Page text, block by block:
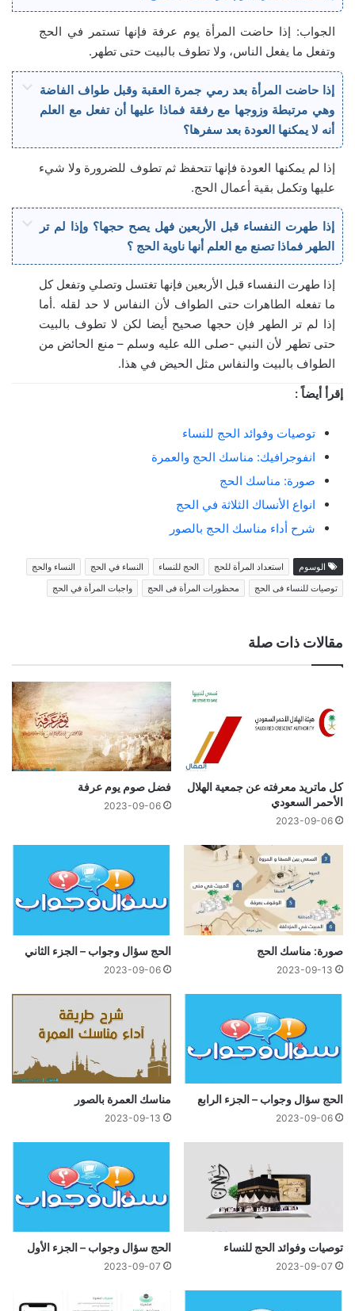
الجواب: إذا حاضت المرأة يوم عرفة فإنها تستمر في الحج
وتفعل ما يفعل الناس، ولا تطوف بالبيت حتى تطهر.
إذا حاضت المرأة بعد رمي جمرة العقبة وقبل طواف الفاضة
وهي مرتبطة وزوجها مع رفقة فماذا عليها أن تفعل مع العلم
أنه لا يمكنها العودة بعد سفرها؟
إذا لم يمكنها العودة فإنها تتحفظ ثم تطوف للضرورة ولا شيء
عليها وتكمل بقية أعمال الحج.
إذا طهرت النفساء قبل الأربعين فهل يصح حجها؟ وإذا لم تر
الطهر فماذا تصنع مع العلم أنها ناوية الحج ؟
إذا طهرت النفساء قبل الأربعين فإنها تغتسل وتصلي وتفعل كل
ما تفعله الطاهرات حتى الطواف لأن النفاس لا حد لقله .أما
إذا لم تر الطهر فإن حجها صحيح أيضا لكن لا تطوف بالبيت
حتى تطهر لأن النبي -صلى الله عليه وسلم – منع الحائض من
الطواف بالبيت والنفاس مثل الحيض في هذا.
إقرأ أيضاً :
توصيات وفوائد الحج للنساء
انفوجرافيك: مناسك الحج والعمرة
صورة: مناسك الحج
انواع الأنساك الثلاثة في الحج
شرح أداء مناسك الحج بالصور
الوسوم استعداد المرأة للحج الحج للنساء النساء في الحج
النساء والحج
توصيات للنساء فى الحج
محظورات المرأة فى الحج واجبات المرأة في الحج
مقالات ذات صلة
كل ماتريد معرفته عن جمعية الهلال
الأحمر السعودي
2023-09-06
فضل صوم يوم عرفة
2023-09-06
صورة: مناسك الحج
2023-09-13
الحج سؤال وجواب – الجزء الثاني
2023-09-06
الحج سؤال وجواب – الجزء الرابع
2023-09-06
مناسك العمرة بالصور
2023-09-13
توصيات وفوائد الحج للنساء
2023-09-07
الحج سؤال وجواب – الجزء الأول
2023-09-07